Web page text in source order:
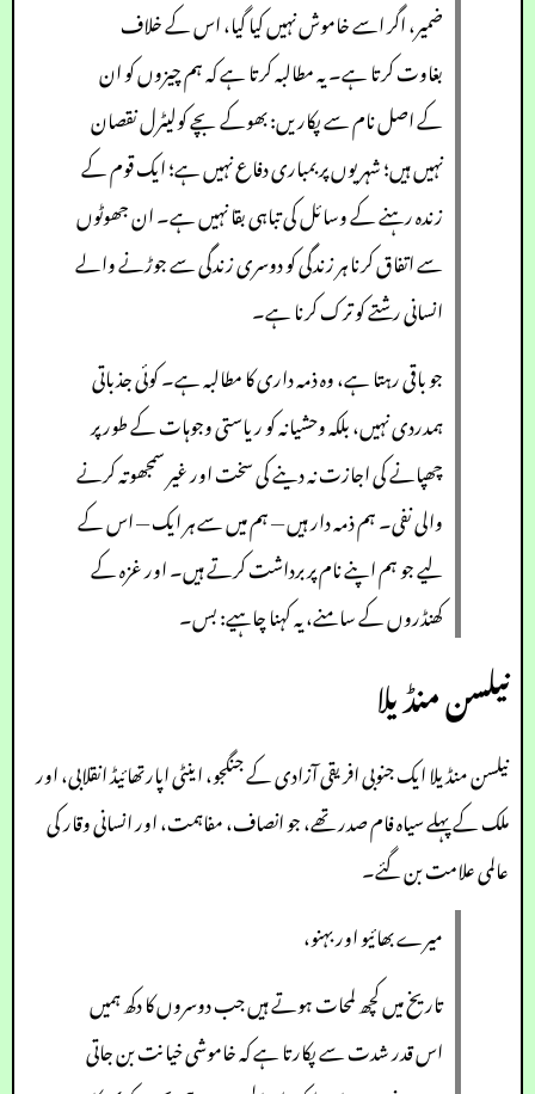
ضمیر، اگر اسے خاموش نہیں کیا گیا، اس کے خلاف
بغاوت کرتا ہے۔ یہ مطالبہ کرتا ہے کہ ہم چیزوں کو ان
کے اصل نام سے پکاریں: بھوکے بچے کولیٹرل نقصان
نہیں ہیں؛ شہریوں پر بمباری دفاع نہیں ہے؛ ایک قوم کے
زندہ رہنے کے وسائل کی تباہی بقا نہیں ہے۔ ان جھوٹوں
سے اتفاق کرنا ہر زندگی کو دوسری زندگی سے جوڑنے والے
انسانی رشتے کو ترک کرنا ہے۔
جو باقی رہتا ہے، وہ ذمہ داری کا مطالبہ ہے۔ کوئی جذباتی
ہمدردی نہیں، بلکہ وحشیانہ کو ریاستی وجوہات کے طور پر
چھپانے کی اجازت نہ دینے کی سخت اور غیر سمجھوتہ کرنے
والی نفی۔ ہم ذمہ دار ہیں — ہم میں سے ہر ایک — اس کے
لیے جو ہم اپنے نام پر برداشت کرتے ہیں۔ اور غزہ کے
کھنڈروں کے سامنے، یہ کہنا چاہیے: بس۔
نیلسن منڈیلا
نیلسن منڈیلا ایک جنوبی افریقی آزادی کے جنگجو، اینٹی اپارتھائیڈ انقلابی، اور
ملک کے پہلے سیاہ فام صدر تھے، جو انصاف، مفاہمت، اور انسانی وقار کی
عالمی علامت بن گئے۔
میرے بھائیو اور بہنو،
تاریخ میں کچھ لمحات ہوتے ہیں جب دوسروں کا دکھ ہمیں
اس قدر شدت سے پکارتا ہے کہ خاموشی خیانت بن جاتی